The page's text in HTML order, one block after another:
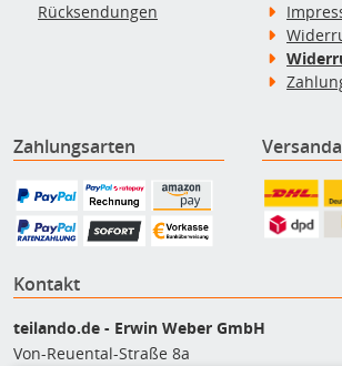
Rücksendungen
Zahlungsarten
Kontakt
teilando.de - Erwin Weber GmbH
Von-Reuental-Straße 8a